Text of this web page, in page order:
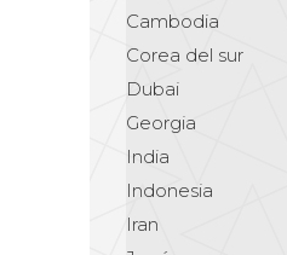
Cambodia
Corea del sur
Dubai
Georgia
India
Indonesia
Iran